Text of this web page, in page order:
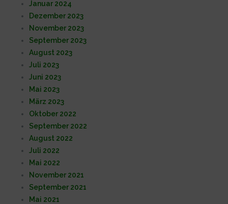
Januar 2024
Dezember 2023
November 2023
September 2023
August 2023
Juli 2023
Juni 2023
Mai 2023
März 2023
Oktober 2022
September 2022
August 2022
Juli 2022
Mai 2022
November 2021
September 2021
Mai 2021